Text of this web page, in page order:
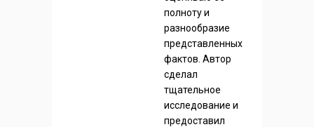
полноту и
разнообразие
представленных
фактов. Автор
сделал
тщательное
исследование и
предоставил